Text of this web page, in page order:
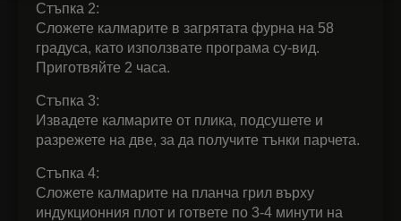
Стъпка 2:
Сложете калмарите в загрятата фурна на 58
градуса, като използвате програма су-вид.
Приготвяйте 2 часа.
Стъпка 3:
Извадете калмарите от плика, подсушете и
разрежете на две, за да получите тънки парчета.
Стъпка 4:
Сложете калмарите на планча грил върху
индукционния плот и гответе по 3-4 минути на